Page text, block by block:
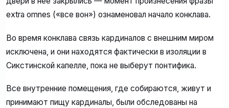
extra omnes («все вон») ознаменовал начало конклава.
Во время конклава связь кардиналов с внешним миром
исключена, и они находятся фактически в изоляции в
Сикстинской капелле, пока не выберут понтифика.
Все внутренние помещения, где собираются, живут и
принимают пищу кардиналы, были обследованы на